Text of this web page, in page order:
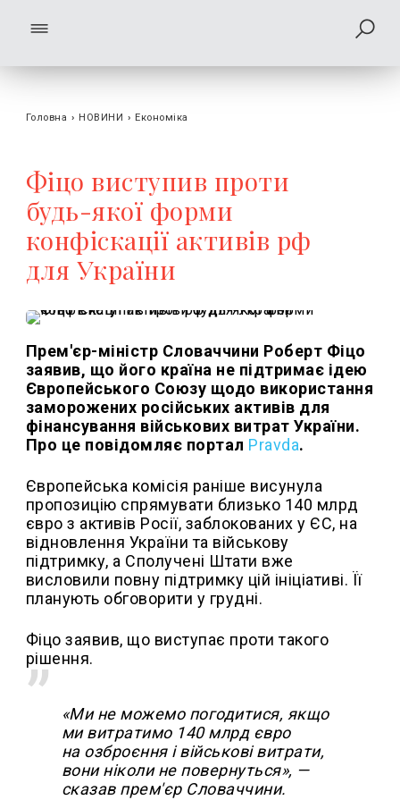
Головна › НОВИНИ › Економіка
Фіцо виступив проти
будь-якої форми
конфіскації активів рф
для України
Прем'єр-міністр Словаччини Роберт Фіцо
заявив, що його країна не підтримає ідею
Європейського Союзу щодо використання
заморожених російських активів для
фінансування військових витрат України.
Про це повідомляє портал Pravda.
Європейська комісія раніше висунула
пропозицію спрямувати близько 140 млрд
євро з активів Росії, заблокованих у ЄС, на
відновлення України та військову
підтримку, а Сполучені Штати вже
висловили повну підтримку цій ініціативі. Її
планують обговорити у грудні.
Фіцо заявив, що виступає проти такого
рішення.
«Ми не можемо погодитися, якщо
ми витратимо 140 млрд євро
на озброєння і військові витрати,
вони ніколи не повернуться», —
сказав прем'єр Словаччини.